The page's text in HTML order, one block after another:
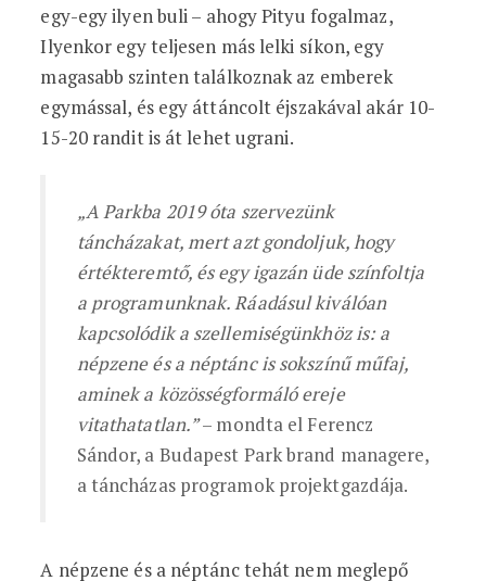
egy-egy ilyen buli – ahogy Pityu fogalmaz,
Ilyenkor egy teljesen más lelki síkon, egy
magasabb szinten találkoznak az emberek
egymással, és egy áttáncolt éjszakával akár 10-
15-20 randit is át lehet ugrani.
„A Parkba 2019 óta szervezünk
táncházakat, mert azt gondoljuk, hogy
értékteremtő, és egy igazán üde színfoltja
a programunknak. Ráadásul kiválóan
kapcsolódik a szellemiségünkhöz is: a
népzene és a néptánc is sokszínű műfaj,
aminek a közösségformáló ereje
vitathatatlan.”– mondta el Ferencz
Sándor, a Budapest Park brand managere,
a táncházas programok projektgazdája.
A népzene és a néptánc tehát nem meglepő